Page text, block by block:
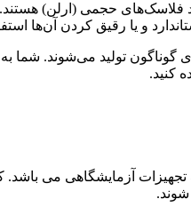
فلاسک‌های حجمی (ارلن)
و یا رقیق کردن آن‌‌ها
آزمایشگاهی می